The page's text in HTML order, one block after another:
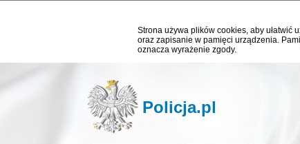
Strona używa plików cookies, aby ułatwić
oraz zapisanie w pamięci urządzenia.
oznacza wyrażenie zgody.
Policja.pl